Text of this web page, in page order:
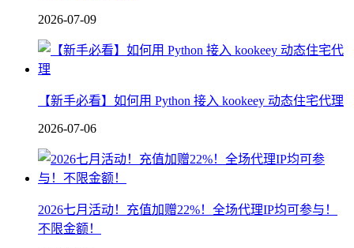
2026-07-09
【新手必看】如何用 Python 接入 kookeey 动态住宅代理
2026-07-06
2026七月活动！充值加赠22%！全场代理IP均可参与！
不限金额！